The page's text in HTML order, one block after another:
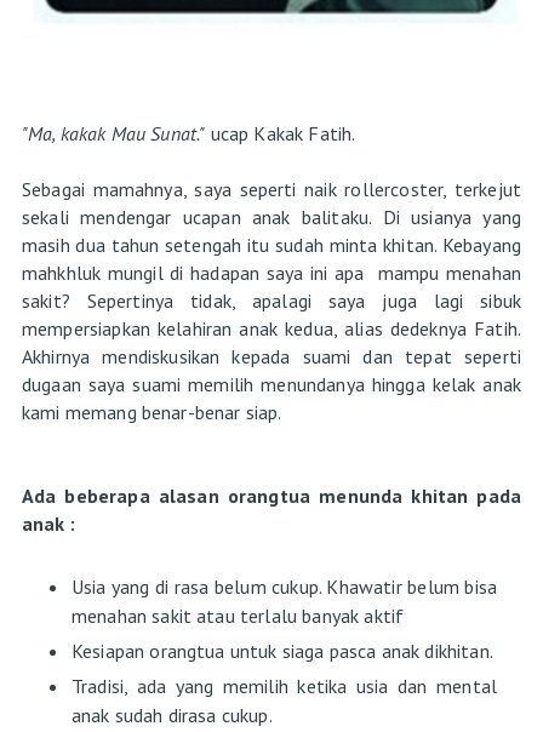
"Ma, kakak Mau Sunat." ucap Kakak Fatih.
Sebagai mamahnya, saya seperti naik rollercoster, terkejut
sekali mendengar ucapan anak balitaku. Di usianya yang
masih dua tahun setengah itu sudah minta khitan. Kebayang
mahkhluk mungil di hadapan saya ini apa mampu menahan
sakit? Sepertinya tidak, apalagi saya juga lagi sibuk
mempersiapkan kelahiran anak kedua, alias dedeknya Fatih.
Akhirnya mendiskusikan kepada suami dan tepat seperti
dugaan saya suami memilih menundanya hingga kelak anak
kami memang benar-benar siap.
Ada beberapa alasan orangtua menunda khitan pada
anak :
Usia yang di rasa belum cukup. Khawatir belum bisa
menahan sakit atau terlalu banyak aktif
Kesiapan orangtua untuk siaga pasca anak dikhitan.
Tradisi, ada yang memilih ketika usia dan mental
anak sudah dirasa cukup.